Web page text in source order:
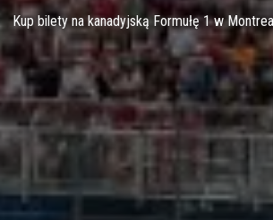
Kup bilety na kanadyjską Formułę 1 w